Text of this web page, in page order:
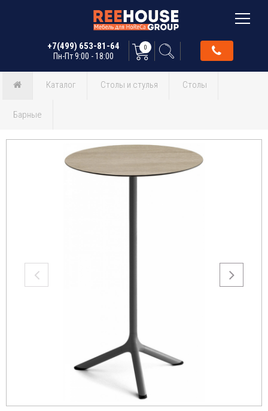
+7(499) 653-81-64
Пн-Пт 9:00 - 18:00
0
Каталог Столы и стулья Столы
Барные